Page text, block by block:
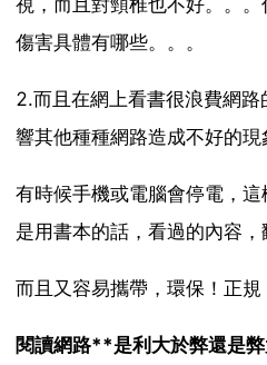
傷害具體有哪些。。。
2.而且在網上看書很浪費網
響其他種種網路造成不好的現
有時候手機或電腦會停電，
是用書本的話，看過的內容，
而且又容易攜帶，環保！正規
閱讀網路**是利大於弊還是弊